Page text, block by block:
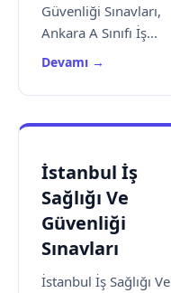
Güvenliği Sınavları,
Ankara A Sınıfı İş...
Devamı →
İstanbul İş
Sağlığı Ve
Güvenliği
Sınavları
İstanbul İş Sağlığı Ve